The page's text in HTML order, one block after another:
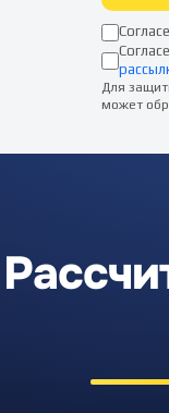
Для
может